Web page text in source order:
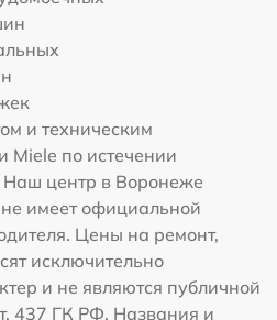
и техническим
Miele по истечении
Наш центр в Воронеже
имеет официальной
Цены на ремонт,
исключительно
и не являются публичной
437 ГК РФ. Названия и